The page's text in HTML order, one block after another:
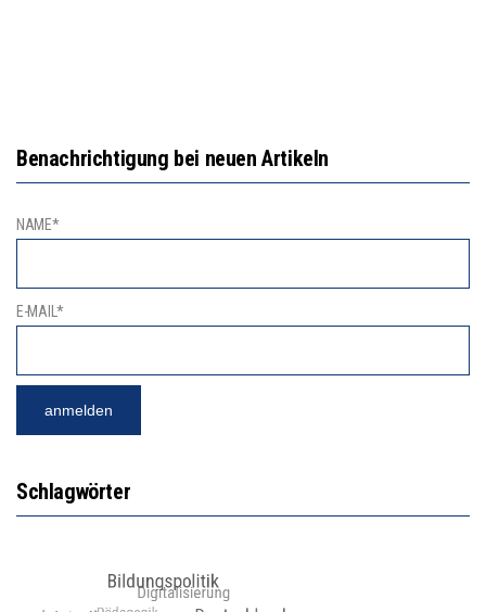
Benachrichtigung bei neuen Artikeln
NAME*
E-MAIL*
Schlagwörter